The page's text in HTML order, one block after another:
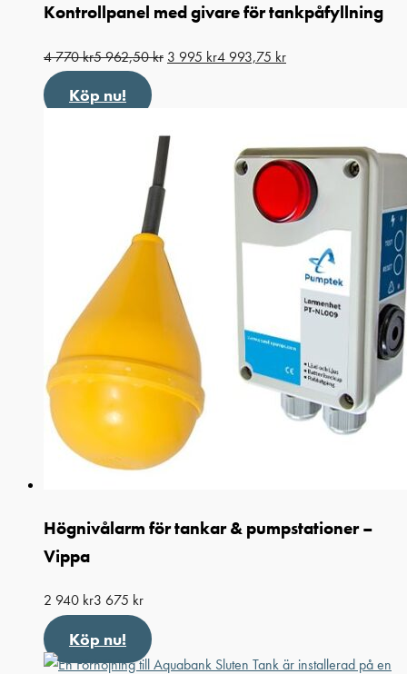
Kontrollpanel med givare för tankpåfyllning
4 770kr5 962,50kr 3 995 kr4 993,75 kr
Köp nu!
Högnivålarm för tankar & pumpstationer –
Vippa
2 940 kr3 675 kr
Köp nu!